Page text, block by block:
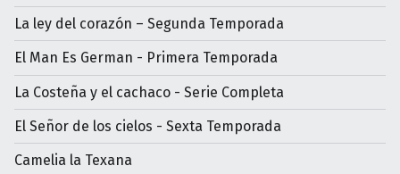
La ley del corazón – Segunda Temporada
El Man Es German - Primera Temporada
La Costeña y el cachaco - Serie Completa
El Señor de los cielos - Sexta Temporada
Camelia la Texana